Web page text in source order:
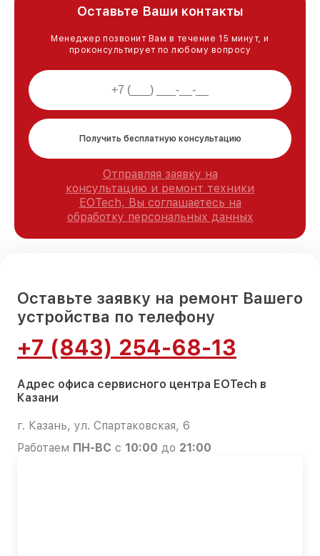
Оставьте Ваши контакты
Менеджер позвонит Вам в течение 15 минут, и
проконсультирует по любому вопросу
Получить бесплатную консультацию
Отправляя заявку на
консультацию и ремонт техники
EOTech, Вы соглашаетесь на
обработку персональных данных
Оставьте заявку на ремонт Вашего
устройства по телефону
+7 (843) 254-68-13
Адрес офиса сервисного центра EOTech в
Казани
г. Казань, ул. Спартаковская, 6
Работаем ПН-ВС с 10:00 до 21:00